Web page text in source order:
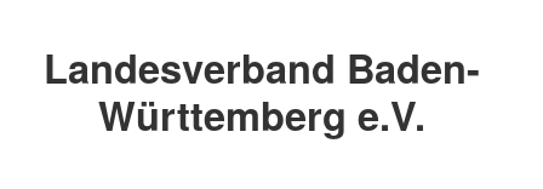
Landesverband Baden-
Württemberg e.V.